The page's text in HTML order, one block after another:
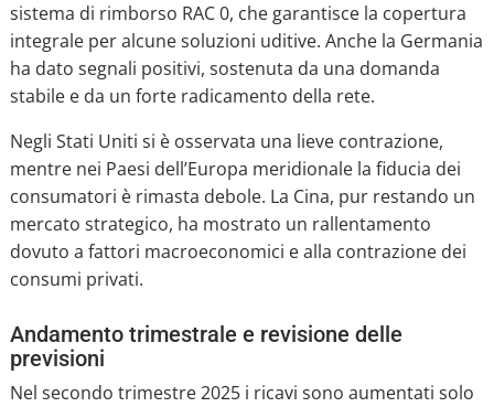
sistema di rimborso RAC 0, che garantisce la copertura
integrale per alcune soluzioni uditive. Anche la Germania
ha dato segnali positivi, sostenuta da una domanda
stabile e da un forte radicamento della rete.
Negli Stati Uniti si è osservata una lieve contrazione,
mentre nei Paesi dell’Europa meridionale la fiducia dei
consumatori è rimasta debole. La Cina, pur restando un
mercato strategico, ha mostrato un rallentamento
dovuto a fattori macroeconomici e alla contrazione dei
consumi privati.
Andamento trimestrale e revisione delle
previsioni
Nel secondo trimestre 2025 i ricavi sono aumentati solo